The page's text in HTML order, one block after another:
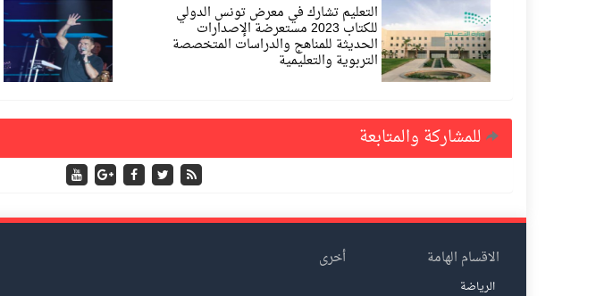
التعليم تشارك في معرض تونس الدولي
للكتاب 2023 مستعرضة الإصدارات
الحديثة للمناهج والدراسات المتخصصة
التربوية والتعليمية
للمشاركة والمتابعة
الاقسام الهامة
الرياضة
أخرى